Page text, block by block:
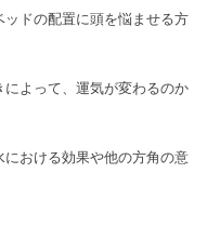
ドの配置に頭を悩ませる方
よって、運気が変わるのか
おける効果や他の方角の意